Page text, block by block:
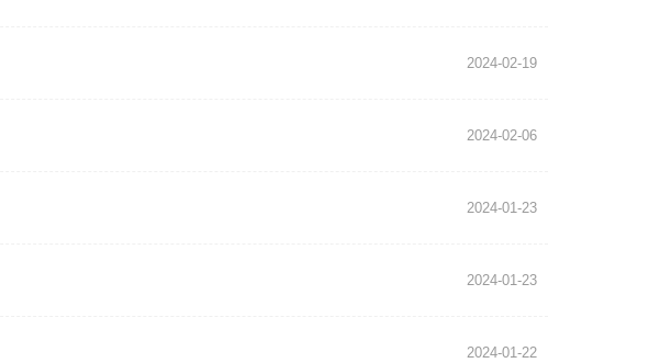
2024-02-19
2024-02-06
2024-01-23
2024-01-23
2024-01-22